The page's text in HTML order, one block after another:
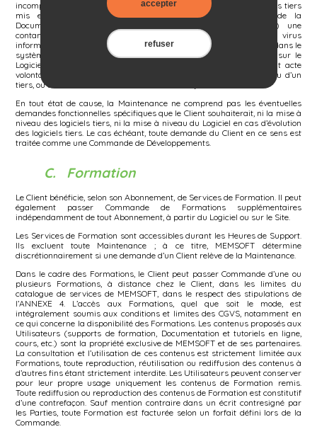
incompatibilité entre le Logiciel et de nouveaux matériels ou logiciels tiers
mis en œuvre par l’Utilisateur et différent des prérequis de la
Documentation sans validation préalable de MEMSOFT, (vii) une
contamination du système informatique de l’Utilisateur par un virus
informatique, (ix) un acte de piratage ou une intrusion frauduleuse dans le
système informatique de l’Utilisateur, (x) l’intervention d’un tiers sur le
Logiciel non autorisée par MEMSOFT et plus généralement à tout acte
volontaire de dégradation, malveillance, sabotage de l’Utilisateur ou d’un
tiers, ou détérioration due à un cas de force majeure.
En tout état de cause, la Maintenance ne comprend pas les éventuelles
demandes fonctionnelles spécifiques que le Client souhaiterait, ni la mise à
niveau des logiciels tiers, ni la mise à niveau du Logiciel en cas d’évolution
des logiciels tiers. Le cas échéant, toute demande du Client en ce sens est
traitée comme une Commande de Développements.
C. Formation
Le Client bénéficie, selon son Abonnement, de Services de Formation. Il peut
également passer Commande de Formations supplémentaires
indépendamment de tout Abonnement, à partir du Logiciel ou sur le Site.
Les Services de Formation sont accessibles durant les Heures de Support.
Ils excluent toute Maintenance ; à ce titre, MEMSOFT détermine
discrétionnairement si une demande d’un Client relève de la Maintenance.
Dans le cadre des Formations, le Client peut passer Commande d’une ou
plusieurs Formations, à distance chez le Client, dans les limites du
catalogue de services de MEMSOFT, dans le respect des stipulations de
l’ANNEXE 4. L’accès aux Formations, quel que soit le mode, est
intégralement soumis aux conditions et limites des CGVS, notamment en
ce qui concerne la disponibilité des Formations. Les contenus proposés aux
Utilisateurs (supports de formation, Documentation et tutoriels en ligne,
cours, etc.) sont la propriété exclusive de MEMSOFT et de ses partenaires.
La consultation et l’utilisation de ces contenus est strictement limitée aux
Formations, toute reproduction, réutilisation ou rediffusion des contenus à
d’autres fins étant strictement interdite. Les Utilisateurs peuvent conserver
pour leur propre usage uniquement les contenus de Formation remis.
Toute rediffusion ou reproduction des contenus de Formation est constitutif
d’une contrefaçon. Sauf mention contraire dans un écrit contresigné par
les Parties, toute Formation est facturée selon un forfait défini lors de la
Commande.
accepter
refuser